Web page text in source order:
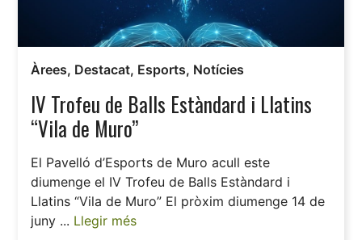
Àrees, Destacat, Esports, Notícies
IV Trofeu de Balls Estàndard i Llatins
“Vila de Muro”
El Pavelló d’Esports de Muro acull este
diumenge el IV Trofeu de Balls Estàndard i
Llatins “Vila de Muro” El pròxim diumenge 14 de
juny ... Llegir més